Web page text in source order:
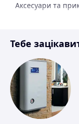
Аксесуари та
Спорт і
Тебе